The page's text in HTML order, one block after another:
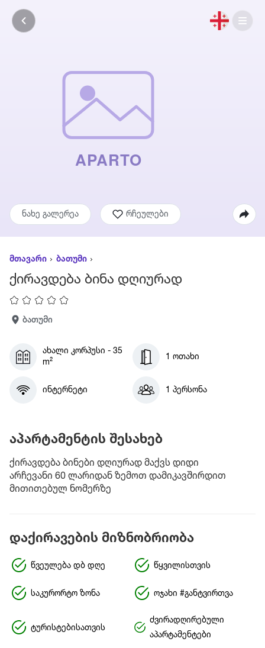
ნახე გალერეა რჩეულები
მთავარი ბათუმი
ქირავდება ბინა დღიურად
ბათუმი
ახალი კორპუსი - 35
m²
1 ოთახი
ინტერნეტი 1 პერსონა
აპარტამენტის შესახებ
ქირავდება ბინები დღიურად მაქვს დიდი
არჩევანი 60 ლარიდან ზემოთ დამიკავშირდით
მითითებულ ნომერზე
დაქირავების მიზნობრიობა
წვეულება დბ დღე წყვილისთვის
საკურორტო ზონა ოჯახი #განტვირთვა
ტურისტებისათვის
ძვირადღირებული
აპარტამენტები